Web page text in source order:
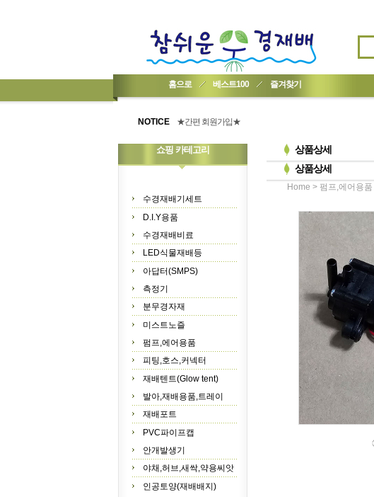
홈으로 베스트100 즐겨찾기
NOTICE
★기업회원가입 방법..
★간편 회원가입★
쇼핑 카테고리
수경재배기세트
D.I.Y용품
수경재배비료
LED식물재배등
아답터(SMPS)
측정기
분무경자재
미스트노즐
펌프,에어용품
피팅,호스,커넥터
재배텐트(Glow tent)
발아,재배용품,트레이
재배포트
PVC파이프캡
안개발생기
야채,허브,새싹,약용씨앗
인공토양(재배배지)
상품상세
상품상세
Home > 펌프,에어용품